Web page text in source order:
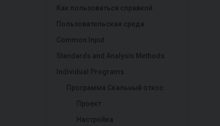
Как пользоваться справкой
Пользовательская среда
Common Input
Standards and Analysis Methods
Individual Programs
Программа Скальный откос
Проект
Настройка